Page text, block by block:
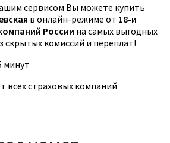
сервисом Вы можете купить
в онлайн-режиме от 18-и
России на самых выгодных
скрытых комиссий и переплат!
минут
всех страховых компаний